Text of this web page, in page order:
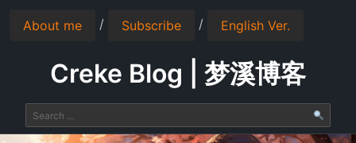
About me / Subscribe / English Ver.
Creke Blog | 梦溪博客